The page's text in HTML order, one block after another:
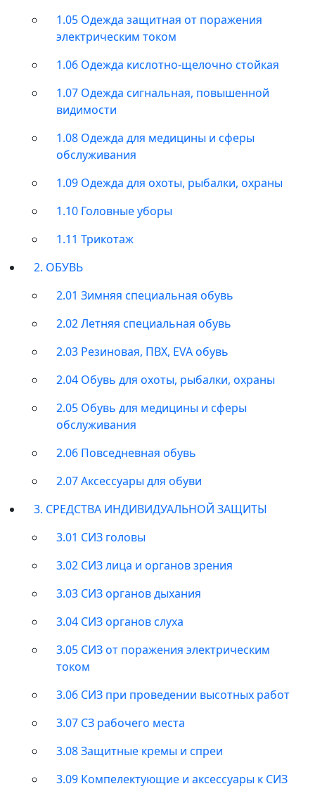
1.05 Одежда защитная от поражения
электрическим током
1.06 Одежда кислотно-щелочно стойкая
1.07 Одежда сигнальная, повышенной
видимости
1.08 Одежда для медицины и сферы
обслуживания
1.09 Одежда для охоты, рыбалки, охраны
1.10 Головные уборы
1.11 Трикотаж
2. ОБУВЬ
2.01 Зимняя специальная обувь
2.02 Летняя специальная обувь
2.03 Резиновая, ПВХ, EVA обувь
2.04 Обувь для охоты, рыбалки, охраны
2.05 Обувь для медицины и сферы
обслуживания
2.06 Повседневная обувь
2.07 Аксессуары для обуви
3. СРЕДСТВА ИНДИВИДУАЛЬНОЙ ЗАЩИТЫ
3.01 СИЗ головы
3.02 СИЗ лица и органов зрения
3.03 СИЗ органов дыхания
3.04 СИЗ органов слуха
3.05 СИЗ от поражения электрическим
током
3.06 СИЗ при проведении высотных работ
3.07 СЗ рабочего места
3.08 Защитные кремы и спреи
3.09 Компелектующие и аксессуары к СИЗ